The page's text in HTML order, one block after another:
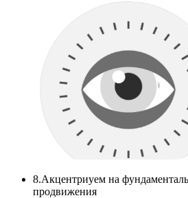
8.Акцентриуем на
продвижения